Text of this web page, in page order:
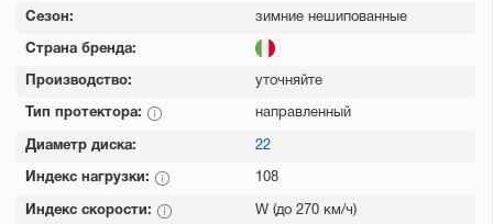
Сезон: зимние нешипованные
Страна бренда:
Производство: уточняйте
Тип протектора: направленный
Диаметр диска: 22
Индекс нагрузки: 108
Индекс скорости: W (до 270 км/ч)